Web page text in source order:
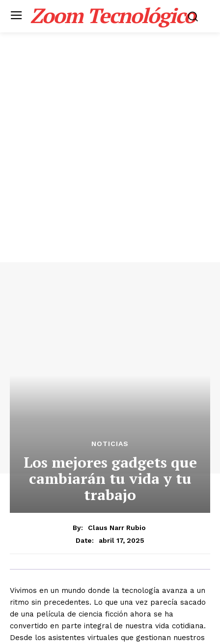
Zoom Tecnológico
NOTICIAS
Los mejores gadgets que
cambiarán tu vida y tu
trabajo
By:
Claus Narr Rubio
Date:
abril 17, 2025
Vivimos en un mundo donde la tecnología avanza a un
ritmo sin precedentes. Lo que una vez parecía sacado
de una película de ciencia ficción ahora se ha
convertido en parte integral de nuestra vida cotidiana.
Desde los asistentes virtuales que gestionan nuestros